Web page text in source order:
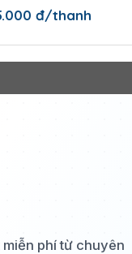
đ/thanh
phí từ chuyên